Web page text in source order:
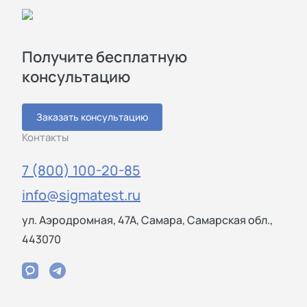
Получите бесплатную
консультацию
Заказать консультацию
Контакты
7 (800) 100-20-85
info@sigmatest.ru
ул. Аэродромная, 47А, Самара, Самарская обл.,
443070